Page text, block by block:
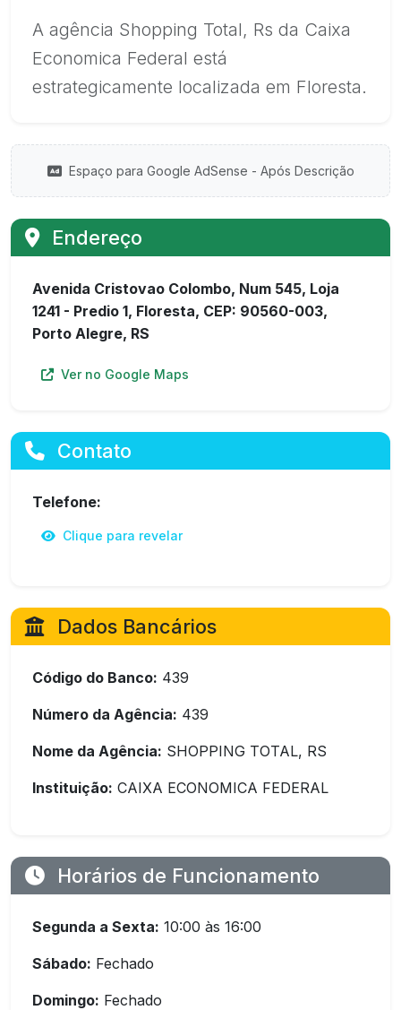
A agência Shopping Total, Rs da Caixa
Economica Federal está
estrategicamente localizada em Floresta.
Espaço para Google AdSense - Após Descrição
Endereço
Avenida Cristovao Colombo, Num 545, Loja
1241 - Predio 1, Floresta, CEP: 90560-003,
Porto Alegre, RS
Ver no Google Maps
Contato
Telefone:
Clique para revelar
Dados Bancários
Código do Banco: 439
Número da Agência: 439
Nome da Agência: SHOPPING TOTAL, RS
Instituição: CAIXA ECONOMICA FEDERAL
Horários de Funcionamento
Segunda a Sexta: 10:00 às 16:00
Sábado: Fechado
Domingo: Fechado